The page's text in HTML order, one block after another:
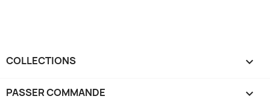
COLLECTIONS 
PASSER COMMANDE 